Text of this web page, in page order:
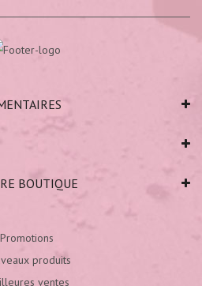
BOUTIQUE
Promotions
produits
ventes